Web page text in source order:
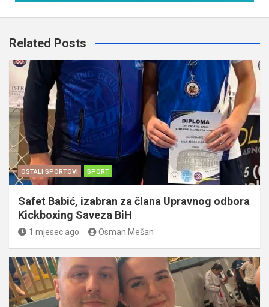
Related Posts
OSTALI SPORTOVI SPORT
Safet Babić, izabran za člana Upravnog odbora
Kickboxing Saveza BiH
1 mjesec ago Osman Mešan